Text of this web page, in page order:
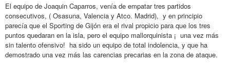
El equipo de Joaquin Caparros, venía de empatar tres partidos
consecutivos, ( Osasuna, Valencia y Atco. Madrid), y en principio
parecía que el Sporting de Gijón era el rival propicio para que los tres
puntos quedaran en la isla, pero el equipo mallorquinista ¡ una vez más
sin talento ofensivo! ha sido un equipo de total indolencia, y que ha
demostrado una vez más las carencias precarias en la zona de ataque.